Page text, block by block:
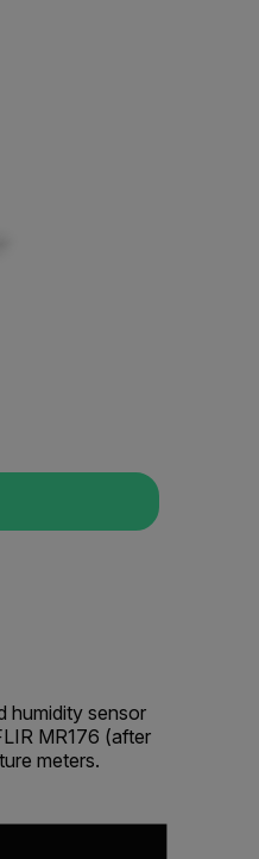
humidity sensor
MR176 (after
meters.